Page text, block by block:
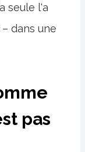
seule l'a
dans une
pas